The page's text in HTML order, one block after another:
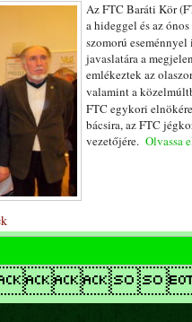
Az FTC Baráti Kör
a hideggel és az
szomorú
javaslatára a
emlékeztek az
valamint a
FTC egykori
bácsira, az FTC
vezetőjére. Olvassa